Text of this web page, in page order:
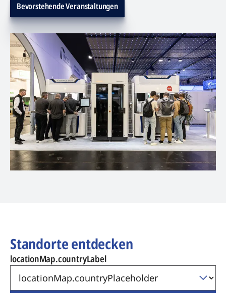
Bevorstehende Veranstaltungen
Standorte entdecken
locationMap.countryLabel